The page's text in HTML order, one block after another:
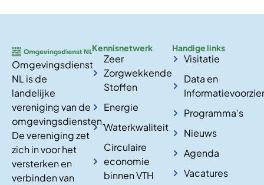
Omgevingsdienst
NL is de
landelijke
vereniging van de
omgevingsdiensten.
De vereniging zet
zich in voor het
versterken en
verbinden van
Kennisnetwerk
Zeer
Zorgwekkende
Stoffen
Energie
Waterkwaliteit
Circulaire
economie
binnen VTH
Handige links
Visitatie
Data en
Programma's
Nieuws
Agenda
Vacatures